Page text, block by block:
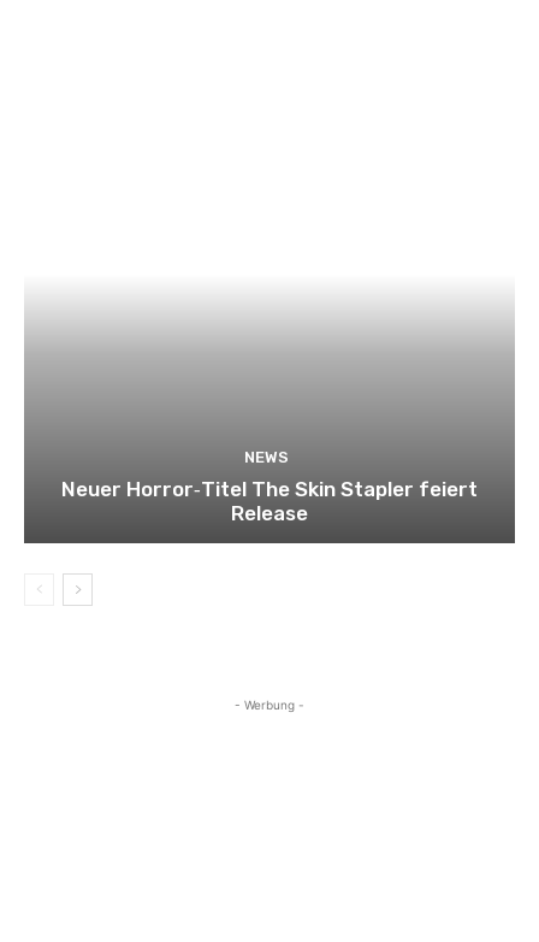
NEWS
Neuer Horror‑Titel The Skin Stapler feiert
Release
- Werbung -